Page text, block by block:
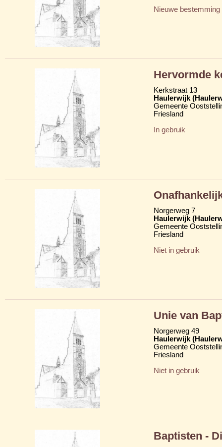
Nieuwe bestemming
Hervormde
Kerkstraat 13
Haulerwijk
Gemeente
Friesland
In gebruik
Norgerweg 7
Haulerwijk
Gemeente
Friesland
Niet in gebruik
Unie van
Norgerweg 49
Haulerwijk
Gemeente
Friesland
Niet in gebruik
Baptisten -